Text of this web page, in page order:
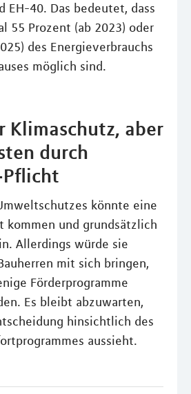
EH-40. Das bedeutet, dass
55 Prozent (ab 2023) oder
des Energieverbrauchs
möglich sind.
Klimaschutz, aber
durch
könnte eine
kommen und grundsätzlich
Allerdings würde sie
mit sich bringen,
Förderprogramme
Es bleibt abzuwarten,
hinsichtlich des
aussieht.